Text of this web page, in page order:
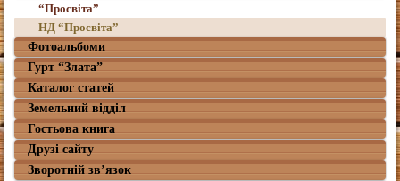
“Просвіта”
НД “Просвіта”
Фотоальбоми
Гурт “Злата”
Каталог статей
Земельний відділ
Гостьова книга
Друзі сайту
Зворотній зв’язок